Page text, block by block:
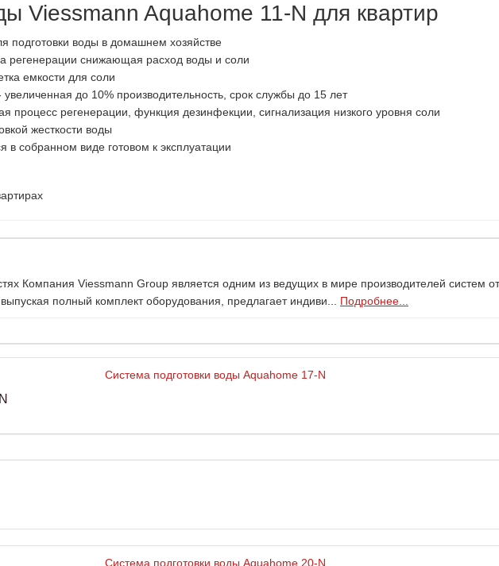
Viessmann Aquahome 11-N для квартир
подготовки воды в домашнем хозяйстве
регенерации снижающая расход воды и соли
емкости для соли
до 10% производительность, срок службы до 15 лет
процесс регенерации, функция дезинфекции, сигнализация низкого уровня соли
жесткости воды
в собранном виде готовом к эксплуатации
Компания Viessmann Group является одним из ведущих в мире производителей систем
полный комплект оборудования, предлагает индиви... Подробнее...